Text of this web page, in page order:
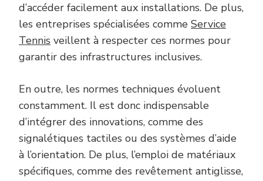
d’accéder facilement aux installations. De plus,
les entreprises spécialisées comme Service
Tennis veillent à respecter ces normes pour
garantir des infrastructures inclusives.
En outre, les normes techniques évoluent
constamment. Il est donc indispensable
d’intégrer des innovations, comme des
signalétiques tactiles ou des systèmes d’aide
à l’orientation. De plus, l’emploi de matériaux
spécifiques, comme des revêtement antiglisse,